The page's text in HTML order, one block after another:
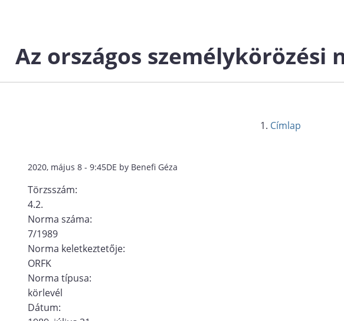
Az országos személykörözési
Címlap
2020, május 8 - 9:45DE by Benefi Géza
Törzsszám:
4.2.
Norma száma:
7/1989
Norma keletkeztetője:
ORFK
Norma típusa:
körlevél
Dátum: